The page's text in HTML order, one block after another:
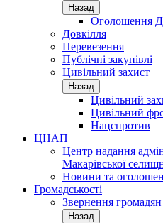
Назад
Оголошення
Довкілля
Перевезення
Публічні закупівлі
Цивільний захист
Назад
Цивільний
Цивільний
Нацспротив
ЦНАП
Центр надання
Макарівської
Новини та
Громадськості
Звернення громадян
Назад